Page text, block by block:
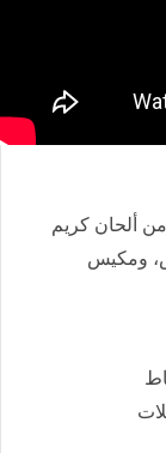
ألحان كريم
ومكيس